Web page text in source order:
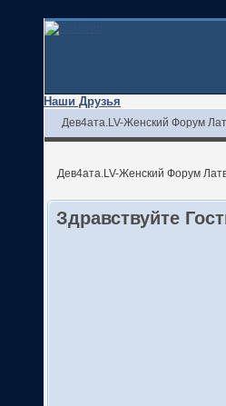
Наши Друзья
Дев4ата.LV-Женский Форум
Дев4ата.LV-Женский Форум
Здравствуйте